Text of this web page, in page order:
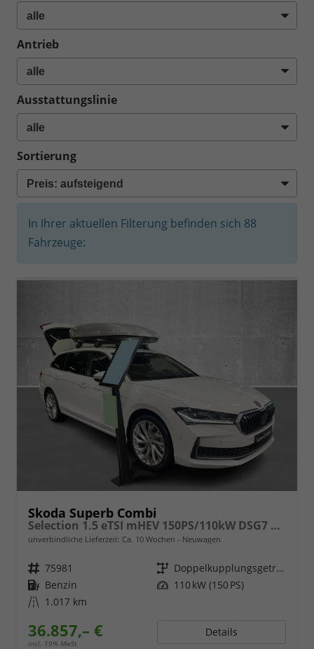
Antrieb
Ausstattungslinie
Sortierung
In Ihrer aktuellen Filterung befinden sich 88
Fahrzeuge:
Skoda Superb Combi
Selection 1.5 eTSI mHEV 150PS/110kW DSG7 2026
unverbindliche Lieferzeit: Ca. 10 Wochen Neuwagen
Fahrzeugnr. 75981 Getriebe
Doppelkupplungsgetriebe (DSG)
Kraftstoff Benzin Leistung 110 kW (150 PS)
Kilometerstand 1.017 km
36.857,– €
incl. 19% MwSt.
Details